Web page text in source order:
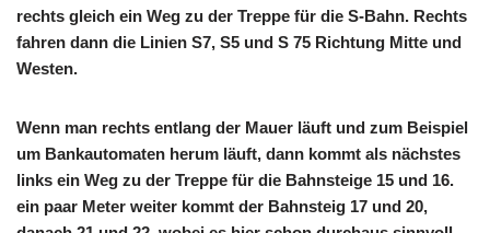
rechts gleich ein Weg zu der Treppe für die S-Bahn. Rechts
fahren dann die Linien S7, S5 und S 75 Richtung Mitte und
Westen.
Wenn man rechts entlang der Mauer läuft und zum Beispiel
um Bankautomaten herum läuft, dann kommt als nächstes
links ein Weg zu der Treppe für die Bahnsteige 15 und 16.
ein paar Meter weiter kommt der Bahnsteig 17 und 20,